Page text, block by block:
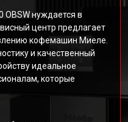
нуждается в
центр предлагает
кофемашин Миеле.
и качественный
идеальное
которые